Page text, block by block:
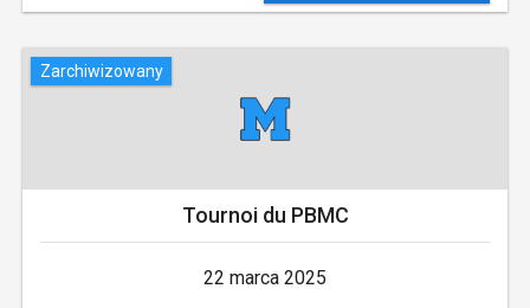
Zarchiwizowany
Tournoi du PBMC
22 marca 2025